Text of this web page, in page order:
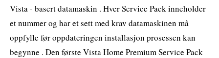
Vista - basert datamaskin . Hver Service Pack inneholder
et nummer og har et sett med krav datamaskinen må
oppfylle før oppdateringen installasjon prosessen kan
begynne . Den første Vista Home Premium Service Pack